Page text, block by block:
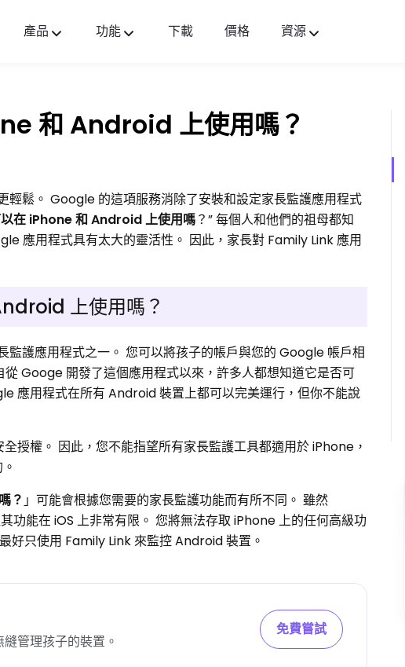
產品
FlashGet Finder
功能 下載 價格 資源
和 Android 上使用嗎？
鬆。 Google 的這項服務消除了安裝和設定家長監護應用程式
在 iPhone 和 Android 上使用嗎？” 每個人和他們的祖母都知
應用程式具有太大的靈活性。 因此，家長對 Family Link 應用
上使用嗎？
護應用程式之一。 您可以將孩子的帳戶與您的 Google 帳戶相
Googe 開發了這個應用程式以來，許多人都想知道它是否可
應用程式在所有 Android 裝置上都可以完美運行，但你不能說
授權。 因此，您不能指望所有家長監護工具都適用於 iPhone，
？ 」可能會根據您需要的家長監護功能而有所不同。 雖然
功能在 iOS 上非常有限。 您將無法存取 iPhone 上的任何高級功
好只使用 Family Link 來監控 Android 裝置。
管理孩子的裝置。
免費嘗試